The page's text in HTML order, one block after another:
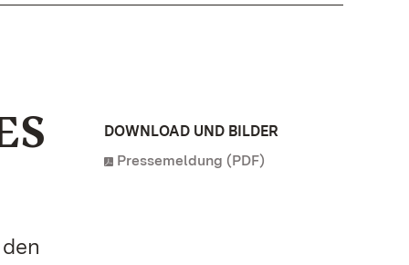
DOWNLOAD UND BILDER
Pressemeldung (PDF)